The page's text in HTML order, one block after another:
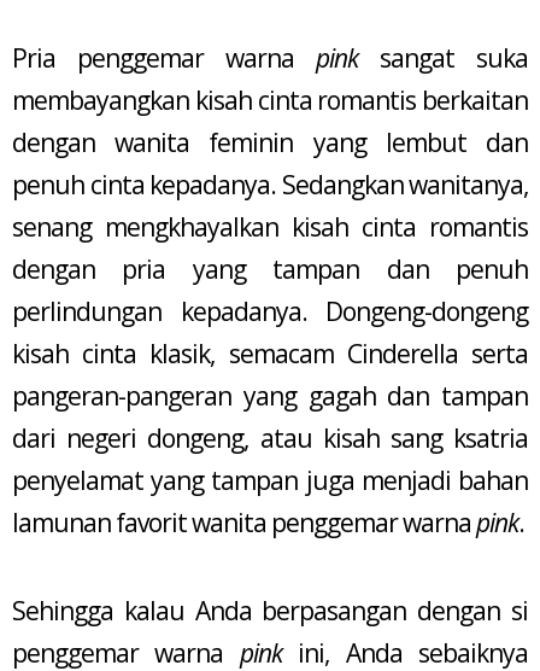
Pria penggemar warna pink sangat suka
membayangkan kisah cinta romantis berkaitan
dengan wanita feminin yang lembut dan
penuh cinta kepadanya. Sedangkan wanitanya,
senang mengkhayalkan kisah cinta romantis
dengan pria yang tampan dan penuh
perlindungan kepadanya. Dongeng-dongeng
kisah cinta klasik, semacam Cinderella serta
pangeran-pangeran yang gagah dan tampan
dari negeri dongeng, atau kisah sang ksatria
penyelamat yang tampan juga menjadi bahan
lamunan favorit wanita penggemar warnapink.
Sehingga kalau Anda berpasangan dengan si
penggemar warna pinkini, Anda sebaiknya